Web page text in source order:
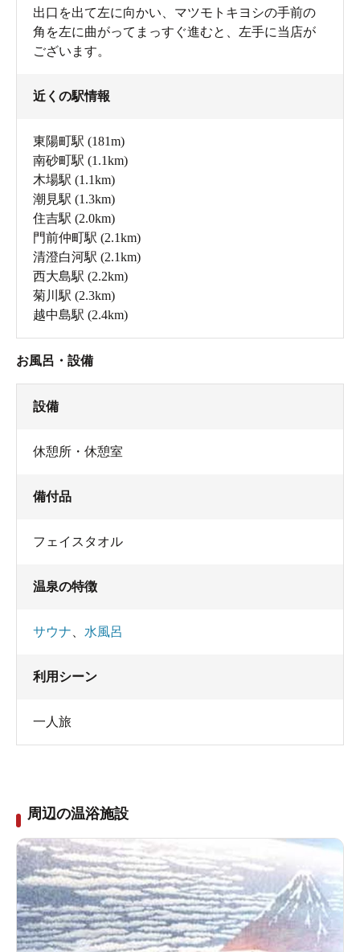
出口を出て左に向かい、マツモトキヨシの手前の
角を左に曲がってまっすぐ進むと、左手に当店が
ございます。
近くの駅情報
東陽町駅 (181m)
南砂町駅 (1.1km)
木場駅 (1.1km)
潮見駅 (1.3km)
住吉駅 (2.0km)
門前仲町駅 (2.1km)
清澄白河駅 (2.1km)
西大島駅 (2.2km)
菊川駅 (2.3km)
越中島駅 (2.4km)
お風呂・設備
設備
休憩所・休憩室
備付品
フェイスタオル
温泉の特徴
サウナ 水風呂
利用シーン
一人旅
周辺の温浴施設